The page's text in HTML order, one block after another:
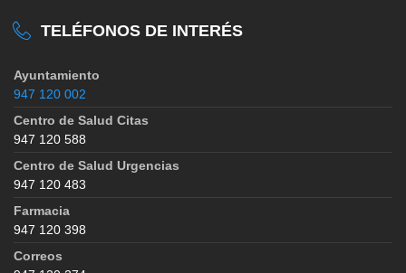
TELÉFONOS DE INTERÉS
Ayuntamiento
947 120 002
Centro de Salud Citas
947 120 588
Centro de Salud Urgencias
947 120 483
Farmacia
947 120 398
Correos